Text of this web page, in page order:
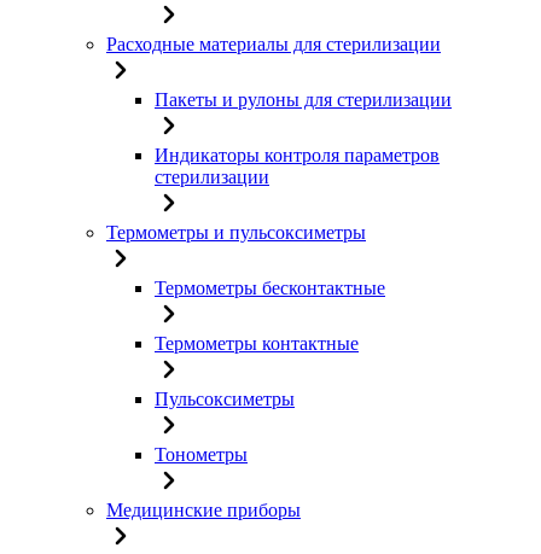
Расходные материалы для стерилизации
Пакеты и рулоны для стерилизации
Индикаторы контроля параметров
стерилизации
Термометры и пульсоксиметры
Термометры бесконтактные
Термометры контактные
Пульсоксиметры
Тонометры
Медицинские приборы